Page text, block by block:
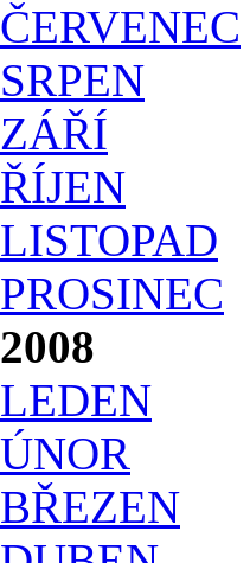
ČERVENEC
SRPEN
ZÁŘÍ
ŘÍJEN
LISTOPAD
PROSINEC
2008
LEDEN
ÚNOR
BŘEZEN